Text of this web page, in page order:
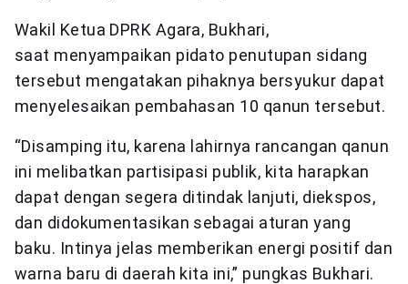
Wakil Ketua DPRK Agara, Bukhari,
saat menyampaikan pidato penutupan sidang
tersebut mengatakan pihaknya bersyukur dapat
menyelesaikan pembahasan 10 qanun tersebut.
“Disamping itu, karena lahirnya rancangan qanun
ini melibatkan partisipasi publik, kita harapkan
dapat dengan segera ditindak lanjuti, diekspos,
dan didokumentasikan sebagai aturan yang
baku. Intinya jelas memberikan energi positif dan
warna baru di daerah kita ini,” pungkas Bukhari.